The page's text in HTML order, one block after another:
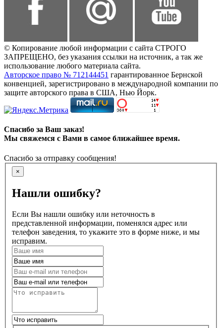
© Копирование любой информации с сайта СТРОГО
ЗАПРЕЩЕНО, без указания ссылки на источник, а так же
использование любого материала сайта.
Авторское право № 712144451 гарантированное Бернской
конвенцией, зарегистрировано в международной компании по
защите авторского права в США, Нью Йорк.
Спасибо за Ваш заказ!
Мы свяжемся с Вами в самое ближайшее время.
Спасибо за отправку сообщения!
×
Нашли ошибку?
Если Вы нашли ошибку или неточность в
представленной информации, поменялся адрес или
телефон заведения, то укажите это в форме ниже, и мы
исправим.